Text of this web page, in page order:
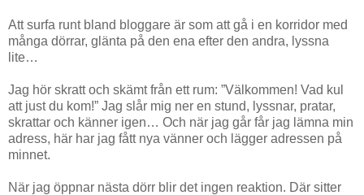
Att surfa runt bland bloggare är som att gå i en korridor med
många dörrar, glänta på den ena efter den andra, lyssna
lite…
Jag hör skratt och skämt från ett rum: ”Välkommen! Vad kul
att just du kom!” Jag slår mig ner en stund, lyssnar, pratar,
skrattar och känner igen… Och när jag går får jag lämna min
adress, här har jag fått nya vänner och lägger adressen på
minnet.
När jag öppnar nästa dörr blir det ingen reaktion. Där sitter